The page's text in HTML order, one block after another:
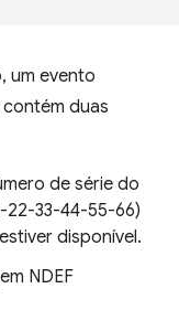
um evento
duas
de série do
22-33-44-55-66)
disponível.
NDEF